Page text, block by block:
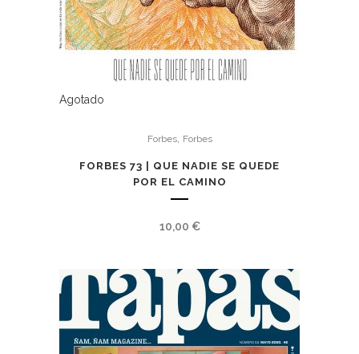
Agotado
Forbes, Forbes
FORBES 73 | QUE NADIE SE QUEDE
POR EL CAMINO
10,00 €